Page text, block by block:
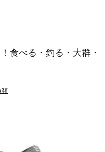
食べる・釣る・大群・
類